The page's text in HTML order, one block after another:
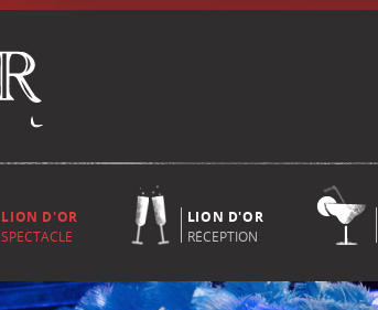
LION D'OR
SPECTACLE
LION D'OR
RÉCEPTION